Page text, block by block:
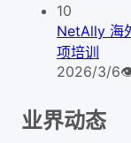
10
NetAlly 海
项培训
2026/3/6
业界动态